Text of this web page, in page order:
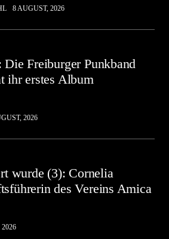
8 AUGUST, 2026
Die Freiburger Punkband
ihr erstes Album
2026
wurde (3): Cornelia
des Vereins Amica